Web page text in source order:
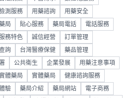
測服務 用藥諮詢 用藥安全
局 貼心服務 藥局電話 電話服務
務特色 誠信經營 訂單管理
詢 台灣醫療保健 藥品管理
公共衛生 企業發展 用藥注意事項
體藥局 實體藥局 健康諮詢服務
驗 藥局介紹 藥局網站 電子商務